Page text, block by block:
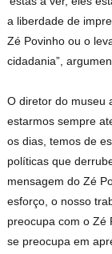
a liberdade de
Zé Povinho ou o
cidadania”,
O diretor do museu
estarmos sempre
os dias, temos de
políticas que
mensagem do Zé
esforço, o nosso
preocupa com o Zé
se preocupa em